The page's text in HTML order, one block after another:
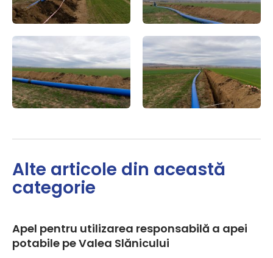
Alte articole din această
categorie
Apel pentru utilizarea responsabilă a apei
potabile pe Valea Slănicului